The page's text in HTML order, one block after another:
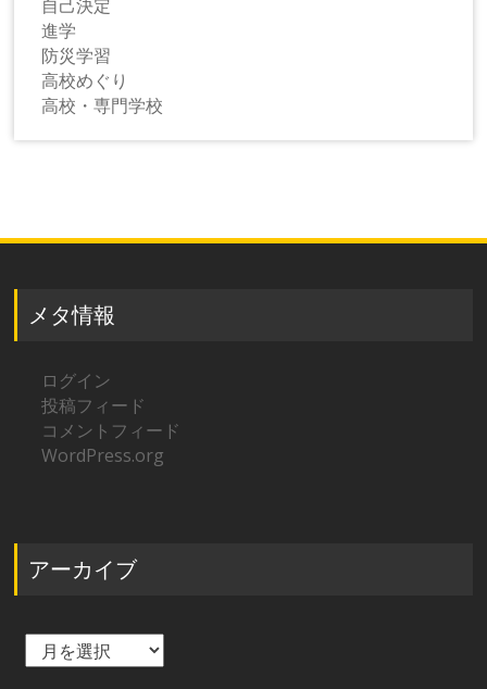
自己決定
進学
防災学習
高校めぐり
高校・専門学校
メタ情報
ログイン
投稿フィード
コメントフィード
WordPress.org
アーカイブ
ア